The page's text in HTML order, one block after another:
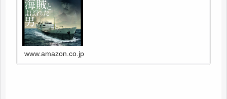
www.amazon.co.jp